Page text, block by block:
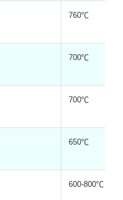
760℃
700℃
700℃
650℃
600-800℃